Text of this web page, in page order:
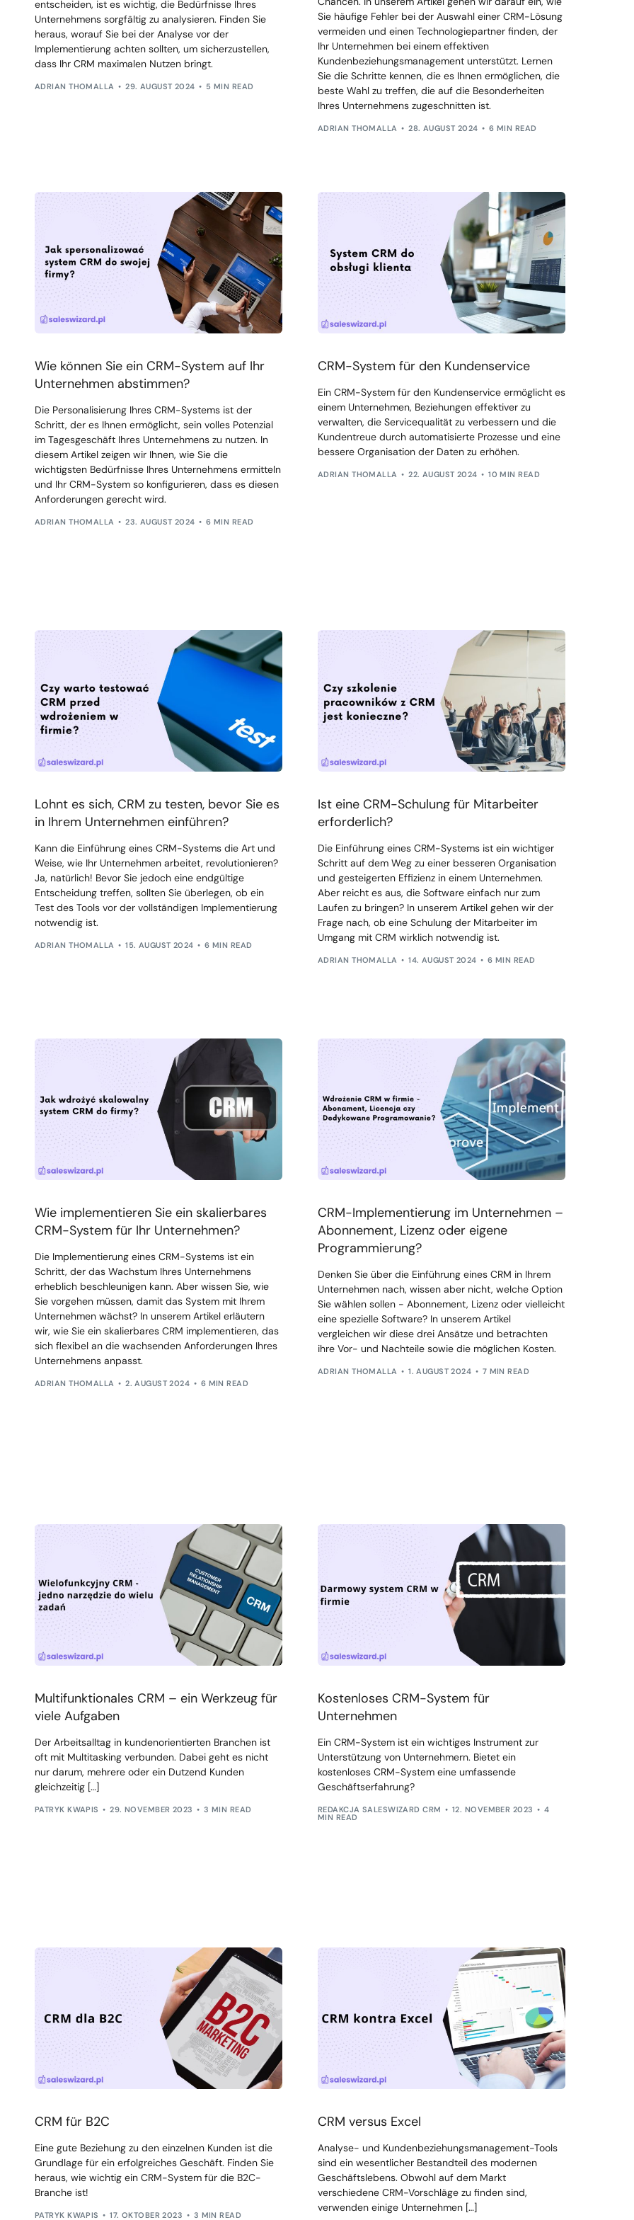
entscheiden, ist es wichtig, die Bedürfnisse Ihres
Unternehmens sorgfältig zu analysieren. Finden Sie
heraus, worauf Sie bei der Analyse vor der
Implementierung achten sollten, um sicherzustellen,
dass Ihr CRM maximalen Nutzen bringt.
ADRIAN THOMALLA 29. AUGUST 2024 5 MIN READ
Sie häufige Fehler bei der Auswahl einer CRM-Lösung
vermeiden und einen Technologiepartner finden, der
Ihr Unternehmen bei einem effektiven
Kundenbeziehungsmanagement unterstützt. Lernen
Sie die Schritte kennen, die es Ihnen ermöglichen, die
beste Wahl zu treffen, die auf die Besonderheiten
Ihres Unternehmens zugeschnitten ist.
ADRIAN THOMALLA 28. AUGUST 2024 6 MIN READ
Wie können Sie ein CRM-System auf Ihr
Unternehmen abstimmen?
Die Personalisierung Ihres CRM-Systems ist der
Schritt, der es Ihnen ermöglicht, sein volles Potenzial
im Tagesgeschäft Ihres Unternehmens zu nutzen. In
diesem Artikel zeigen wir Ihnen, wie Sie die
wichtigsten Bedürfnisse Ihres Unternehmens ermitteln
und Ihr CRM-System so konfigurieren, dass es diesen
Anforderungen gerecht wird.
ADRIAN THOMALLA 23. AUGUST 2024 6 MIN READ
CRM-System für den Kundenservice
Ein CRM-System für den Kundenservice ermöglicht es
einem Unternehmen, Beziehungen effektiver zu
verwalten, die Servicequalität zu verbessern und die
Kundentreue durch automatisierte Prozesse und eine
bessere Organisation der Daten zu erhöhen.
ADRIAN THOMALLA 22. AUGUST 2024 10 MIN READ
Lohnt es sich, CRM zu testen, bevor Sie es
in Ihrem Unternehmen einführen?
Kann die Einführung eines CRM-Systems die Art und
Weise, wie Ihr Unternehmen arbeitet, revolutionieren?
Ja, natürlich! Bevor Sie jedoch eine endgültige
Entscheidung treffen, sollten Sie überlegen, ob ein
Test des Tools vor der vollständigen Implementierung
notwendig ist.
ADRIAN THOMALLA 15. AUGUST 2024 6 MIN READ
Ist eine CRM-Schulung für Mitarbeiter
erforderlich?
Die Einführung eines CRM-Systems ist ein wichtiger
Schritt auf dem Weg zu einer besseren Organisation
und gesteigerten Effizienz in einem Unternehmen.
Aber reicht es aus, die Software einfach nur zum
Laufen zu bringen? In unserem Artikel gehen wir der
Frage nach, ob eine Schulung der Mitarbeiter im
Umgang mit CRM wirklich notwendig ist.
ADRIAN THOMALLA 14. AUGUST 2024 6 MIN READ
Wie implementieren Sie ein skalierbares
CRM-System für Ihr Unternehmen?
Die Implementierung eines CRM-Systems ist ein
Schritt, der das Wachstum Ihres Unternehmens
erheblich beschleunigen kann. Aber wissen Sie, wie
Sie vorgehen müssen, damit das System mit Ihrem
Unternehmen wächst? In unserem Artikel erläutern
wir, wie Sie ein skalierbares CRM implementieren, das
sich flexibel an die wachsenden Anforderungen Ihres
Unternehmens anpasst.
ADRIAN THOMALLA 2. AUGUST 2024 6 MIN READ
CRM-Implementierung im Unternehmen –
Abonnement, Lizenz oder eigene
Programmierung?
Denken Sie über die Einführung eines CRM in Ihrem
Unternehmen nach, wissen aber nicht, welche Option
Sie wählen sollen - Abonnement, Lizenz oder vielleicht
eine spezielle Software? In unserem Artikel
vergleichen wir diese drei Ansätze und betrachten
ihre Vor- und Nachteile sowie die möglichen Kosten.
ADRIAN THOMALLA 1. AUGUST 2024 7 MIN READ
Multifunktionales CRM – ein Werkzeug für
viele Aufgaben
Der Arbeitsalltag in kundenorientierten Branchen ist
oft mit Multitasking verbunden. Dabei geht es nicht
nur darum, mehrere oder ein Dutzend Kunden
gleichzeitig […]
PATRYK KWAPIS 29. NOVEMBER 2023 3 MIN READ
Kostenloses CRM-System für
Unternehmen
Ein CRM-System ist ein wichtiges Instrument zur
Unterstützung von Unternehmern. Bietet ein
kostenloses CRM-System eine umfassende
Geschäftserfahrung?
REDAKCJA SALESWIZARD CRM 12. NOVEMBER 2023 4
MIN READ
CRM für B2C
Eine gute Beziehung zu den einzelnen Kunden ist die
Grundlage für ein erfolgreiches Geschäft. Finden Sie
heraus, wie wichtig ein CRM-System für die B2C-
Branche ist!
PATRYK KWAPIS 17. OKTOBER 2023 3 MIN READ
CRM versus Excel
Analyse- und Kundenbeziehungsmanagement-Tools
sind ein wesentlicher Bestandteil des modernen
Geschäftslebens. Obwohl auf dem Markt
verschiedene CRM-Vorschläge zu finden sind,
verwenden einige Unternehmen […]